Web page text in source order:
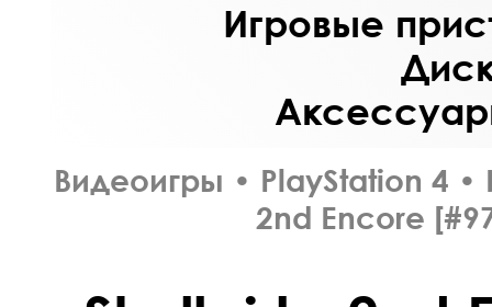
Игровые
Видеоигры • PlayStation 4 •
2nd Encore